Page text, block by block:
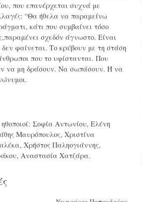
που επανέρχεται συχνά με
“Θα ήθελα να παραμείνω
κάτι που συμβαίνει τόσο
σχεδόν άγνωστο. Είναι
φαίνεται. Το κρύβουν με τη στάση
άνθρωποι που το υφίστανται. Που
να μη δράσουν. Να σωπάσουν. Ή να
Σοφία Αντωνίου, Ελένη
Μαυρόπουλος, Χριστίνα
Χρήστος Παληογιάννης,
Αναστασία Χατζάρα.